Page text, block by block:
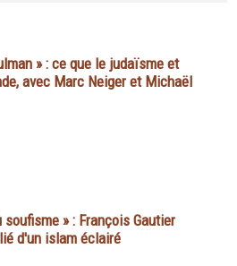
» : ce que le judaïsme et
avec Marc Neiger et Michaël
soufisme » : François Gautier
d'un islam éclairé